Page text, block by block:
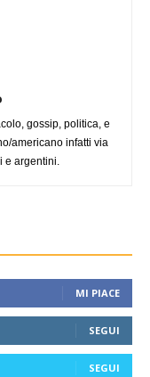
gossip, politica, e
americano infatti via
e argentini.
MI PIACE
SEGUI
SEGUI